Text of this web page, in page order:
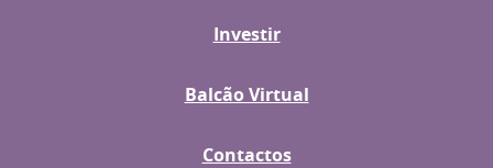
Investir
Balcão Virtual
Contactos